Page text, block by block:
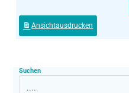
Ansichtausdrucken
Suchen